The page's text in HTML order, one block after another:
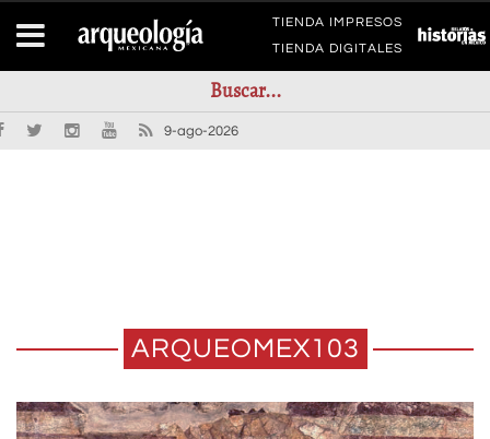
TIENDA IMPRESOS
TIENDA DIGITALES
9-ago-2026
ARQUEOMEX103